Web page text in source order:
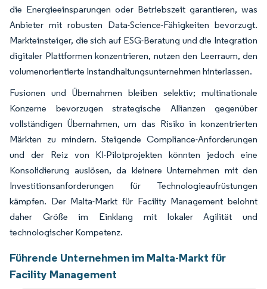
die Energieeinsparungen oder Betriebszeit garantieren, was
Anbieter mit robusten Data-Science-Fähigkeiten bevorzugt.
Markteinsteiger, die sich auf ESG-Beratung und die Integration
digitaler Plattformen konzentrieren, nutzen den Leerraum, den
volumenorientierte Instandhaltungsunternehmen hinterlassen.
Fusionen und Übernahmen bleiben selektiv; multinationale
Konzerne bevorzugen strategische Allianzen gegenüber
vollständigen Übernahmen, um das Risiko in konzentrierten
Märkten zu mindern. Steigende Compliance-Anforderungen
und der Reiz von KI-Pilotprojekten könnten jedoch eine
Konsolidierung auslösen, da kleinere Unternehmen mit den
Investitionsanforderungen für Technologieaufrüstungen
kämpfen. Der Malta-Markt für Facility Management belohnt
daher Größe im Einklang mit lokaler Agilität und
technologischer Kompetenz.
Führende Unternehmen im Malta-Markt für
Facility Management